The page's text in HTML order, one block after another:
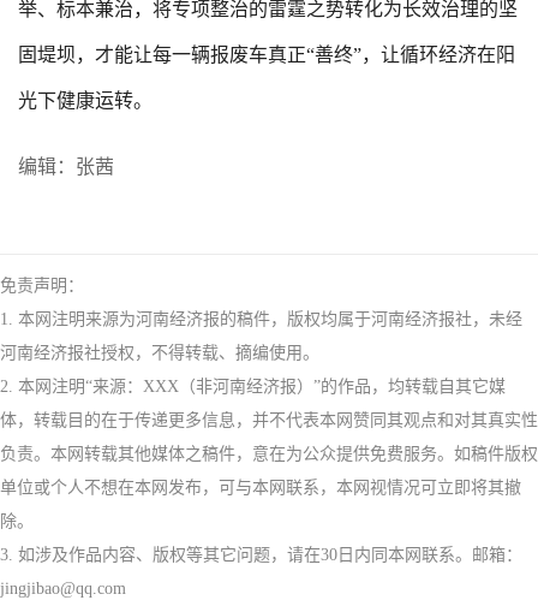
举、标本兼治，将专项整治的雷霆之势转化为长效治理的坚
固堤坝，才能让每一辆报废车真正“善终”，让循环经济在阳
光下健康运转。
编辑：张茜
免责声明：
1. 本网注明来源为河南经济报的稿件，版权均属于河南经济报社，未经
河南经济报社授权，不得转载、摘编使用。
2. 本网注明“来源：XXX（非河南经济报）”的作品，均转载自其它媒
体，转载目的在于传递更多信息，并不代表本网赞同其观点和对其真实性
负责。本网转载其他媒体之稿件，意在为公众提供免费服务。如稿件版权
单位或个人不想在本网发布，可与本网联系，本网视情况可立即将其撤
除。
3. 如涉及作品内容、版权等其它问题，请在30日内同本网联系。邮箱：
jingjibao@qq.com